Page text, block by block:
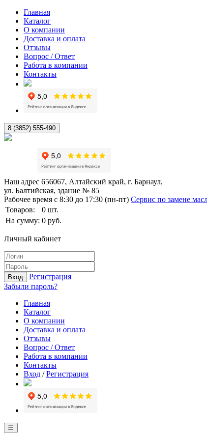
Главная
Каталог
О компании
Доставка и оплата
Отзывы
Вопрос / Ответ
Работа в компании
Контакты
8 (3852) 555-490
Наш адрес 656067, Алтайский край, г. Барнаул,
ул. Балтийская, здание № 85
Рабочее время с 8:30 до 17:30 (пн-пт) Сервис по замене
Товаров:
0 шт.
На сумму: 0 руб.
Личный кабинет
Вход
Регистрация
Забыли пароль?
Главная
Каталог
О компании
Доставка и оплата
Отзывы
Вопрос / Ответ
Работа в компании
Контакты
Вход /Регистрация
☰